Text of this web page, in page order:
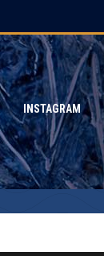
INSTAGRAM